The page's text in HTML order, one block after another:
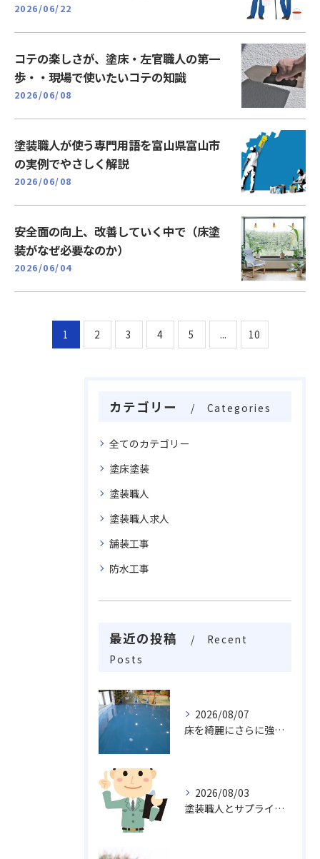
2026/06/22
コテの楽しさが、塗床・左官職人の第一
歩・・現場で使いたいコテの知識
2026/06/08
塗装職人が使う専門用語を富山県富山市
の実例でやさしく解説
2026/06/08
安全面の向上、改善していく中で（床塗
装がなぜ必要なのか）
2026/06/04
1 2 3 4 5 ... 10
カテゴリー Categories
全てのカテゴリー
塗床塗装
塗装職人
塗装職人求人
舗装工事
防水工事
最近の投稿
Recent
Posts
2026/08/07
床を綺麗にさらに強く生まれ変わらせる塗床工事
2026/08/03
塗装職人とサプライチェーンが地域産業を支える富山県富山市の現場事情